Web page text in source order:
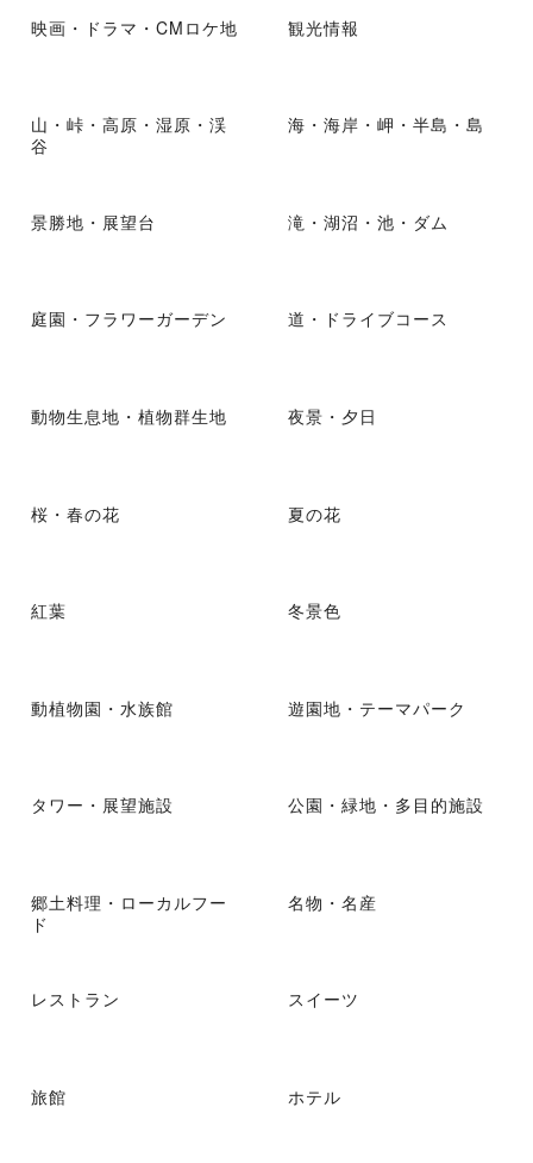
映画・ドラマ・CMロケ地 観光情報
山・峠・高原・湿原・渓
谷
海・海岸・岬・半島・島
景勝地・展望台 滝・湖沼・池・ダム
庭園・フラワーガーデン 道・ドライブコース
動物生息地・植物群生地 夜景・夕日
桜・春の花 夏の花
紅葉 冬景色
動植物園・水族館 遊園地・テーマパーク
タワー・展望施設 公園・緑地・多目的施設
郷土料理・ローカルフー
ド
名物・名産
レストラン スイーツ
旅館 ホテル